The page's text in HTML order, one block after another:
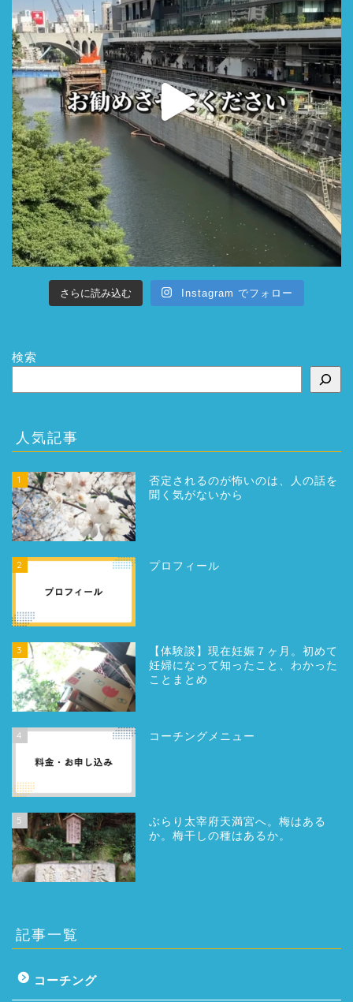
さらに読み込む Instagram でフォロー
検索
人気記事
1
否定されるのが怖いのは、人の話を
聞く気がないから
2 プロフィール
3
【体験談】現在妊娠７ヶ月。初めて
妊婦になって知ったこと、わかった
ことまとめ
4 コーチングメニュー
5
ぶらり太宰府天満宮へ。梅はある
か。梅干しの種はあるか。
記事一覧
コーチング